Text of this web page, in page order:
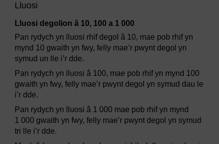
Lluosi
Lluosi degolion â 10, 100 a 1 000
Pan rydych yn lluosi rhif degol â 10, mae pob rhif yn
mynd 10 gwaith yn fwy, felly mae’r pwynt degol yn
symud un lle i’r dde.
Pan rydych yn lluosi â 100, mae pob rhif yn mynd 100
gwaith yn fwy, felly mae’r pwynt degol yn symud dau le
i’r dde.
Pan rydych yn lluosi â 1 000 mae pob rhif yn mynd
1 000 gwaith yn fwy, felly mae’r pwynt degol yn symud
tri lle i’r dde.